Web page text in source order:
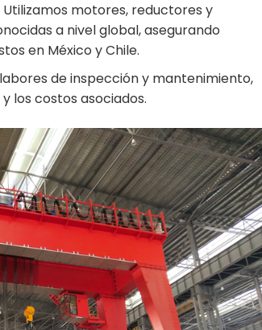
motores, reductores y
a nivel global, asegurando
en México y Chile.
de inspección y mantenimiento,
los costos asociados.